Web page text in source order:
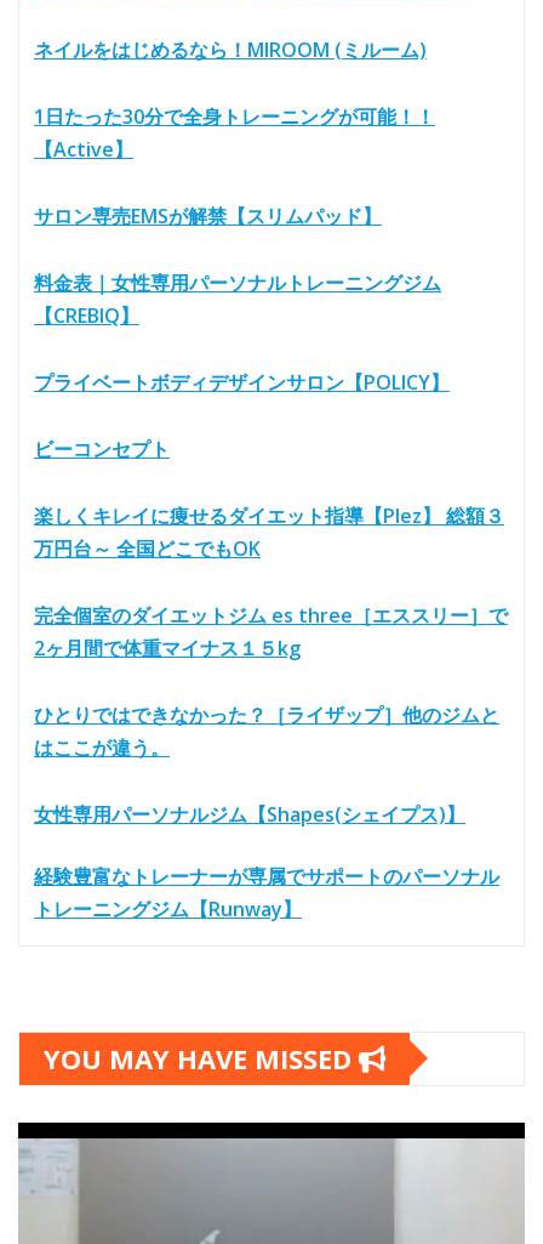
ネイルをはじめるなら！MIROOM (ミルーム)
1日たった30分で全身トレーニングが可能！！
【Active】
サロン専売EMSが解禁【スリムパッド】
料金表｜女性専用パーソナルトレーニングジム
【CREBIQ】
プライベートボディデザインサロン【POLICY】
ビーコンセプト
楽しくキレイに痩せるダイエット指導【Plez】 総額３
万円台～ 全国どこでもOK
完全個室のダイエットジム es three［エススリー］で
2ヶ月間で体重マイナス１５kg
ひとりではできなかった？［ライザップ］他のジムと
はここが違う。
女性専用パーソナルジム【Shapes(シェイプス)】
経験豊富なトレーナーが専属でサポートのパーソナル
トレーニングジム【Runway】
YOU MAY HAVE MISSED